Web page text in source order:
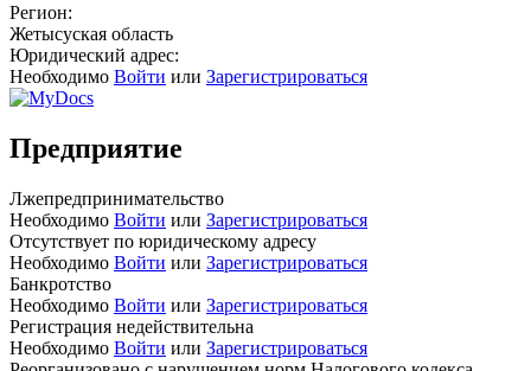
Регион:
Жетысуская область
Юридический адрес:
Необходимо Войти или Зарегистрироваться
Предприятие
Лжепредпринимательство
Необходимо Войти или Зарегистрироваться
Отсутствует по юридическому адресу
Необходимо Войти или Зарегистрироваться
Банкротство
Необходимо Войти или Зарегистрироваться
Регистрация недействительна
Необходимо Войти или Зарегистрироваться